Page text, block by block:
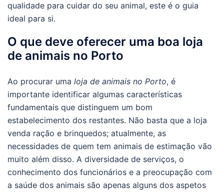
qualidade para cuidar do seu animal, este é o guia
ideal para si.
O que deve oferecer uma boa loja
de animais no Porto
Ao procurar uma loja de animais no Porto, é
importante identificar algumas características
fundamentais que distinguem um bom
estabelecimento dos restantes. Não basta que a loja
venda ração e brinquedos; atualmente, as
necessidades de quem tem animais de estimação vão
muito além disso. A diversidade de serviços, o
conhecimento dos funcionários e a preocupação com
a saúde dos animais são apenas alguns dos aspetos